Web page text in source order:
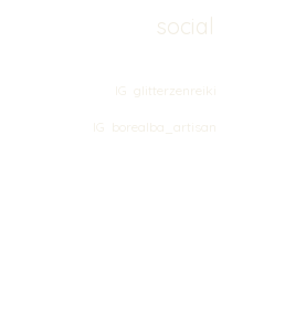
social
IG glitterzenreiki
IG borealba_artisan